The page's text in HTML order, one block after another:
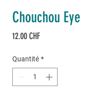
Chouchou Eye
12.00 CHFPrix
Quantité *